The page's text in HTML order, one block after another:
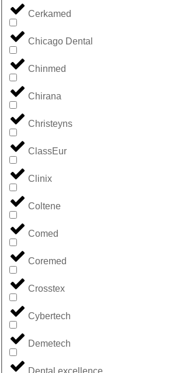
Cerkamed
Chicago Dental
Chinmed
Chirana
Christeyns
ClassEur
Clinix
Coltene
Comed
Coremed
Crosstex
Cybertech
Demetech
Dental excellence